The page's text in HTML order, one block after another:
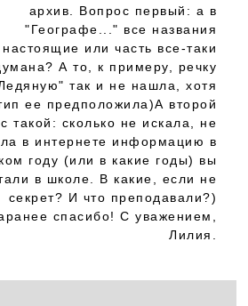
архив. Вопрос первый: а в
"Географе..." все названия
настоящие или часть все-таки
А то, к примеру, речку
так и не нашла, хотя
ее предположила)А второй
такой: сколько не искала, не
в интернете информацию в
году (или в какие годы) вы
в школе. В какие, если не
секрет? И что преподавали?)
спасибо! С уважением,
Лилия.